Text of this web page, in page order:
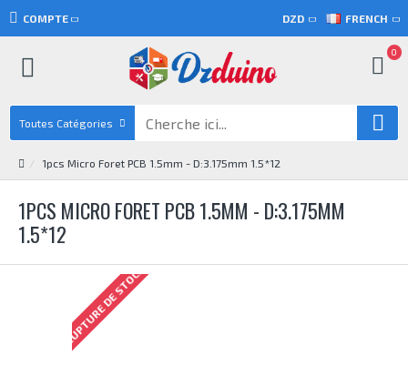
COMPTE DZD FRENCH
0
Toutes Catégories
1pcs Micro Foret PCB 1.5mm - D:3.175mm 1.5*12
1PCS MICRO FORET PCB 1.5MM - D:3.175MM
1.5*12
RUPTURE DE STOCK